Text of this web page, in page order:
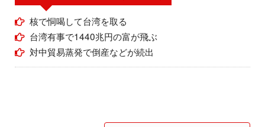
核で恫喝して台湾を取る
台湾有事で1440兆円の富が飛ぶ
対中貿易蒸発で倒産などが続出